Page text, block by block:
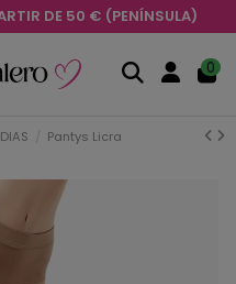
DE 50 € (PENÍNSULA)
0
Pantys Licra